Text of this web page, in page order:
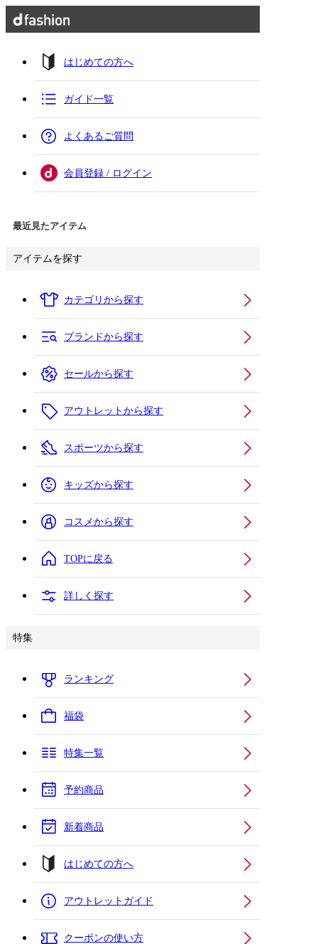
はじめての方へ
ガイド一覧
よくあるご質問
会員登録 / ログイン
最近見たアイテム
アイテムを探す
カテゴリから探す
ブランドから探す
セールから探す
アウトレットから探す
スポーツから探す
キッズから探す
コスメから探す
TOPに戻る
詳しく探す
特集
ランキング
福袋
特集一覧
予約商品
新着商品
はじめての方へ
アウトレットガイド
クーポンの使い方